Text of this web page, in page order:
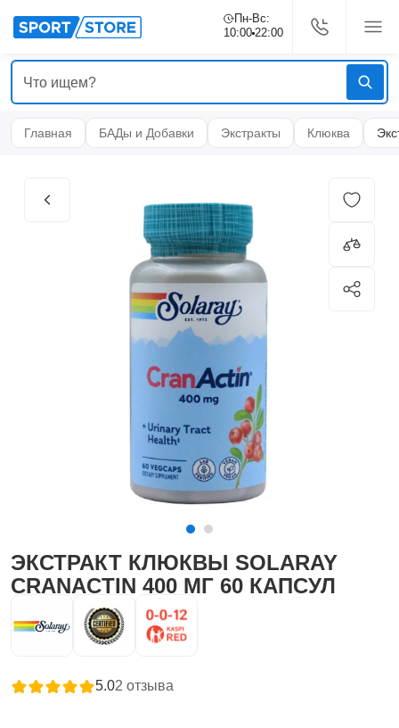
Пн-Вс:
10:00 22:00
Главная БАДы и Добавки Экстракты Клюква
ЭКСТРАКТ КЛЮКВЫ SOLARAY
CRANACTIN 400 МГ 60 КАПСУЛ
5.02 отзыва